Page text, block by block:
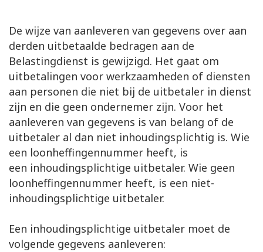
De wijze van aanleveren van gegevens over aan
derden uitbetaalde bedragen aan de
Belastingdienst is gewijzigd. Het gaat om
uitbetalingen voor werkzaamheden of diensten
aan personen die niet bij de uitbetaler in dienst
zijn en die geen ondernemer zijn. Voor het
aanleveren van gegevens is van belang of de
uitbetaler al dan niet inhoudingsplichtig is. Wie
een loonheffingennummer heeft, is
een inhoudingsplichtige uitbetaler. Wie geen
loonheffingennummer heeft, is een niet-
inhoudingsplichtige uitbetaler.
Een inhoudingsplichtige uitbetaler moet de
volgende gegevens aanleveren: